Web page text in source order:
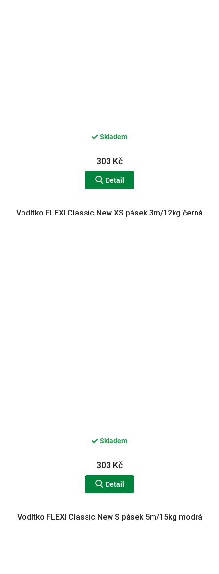
Skladem
303 Kč
Detail
Vodítko FLEXI Classic New XS pásek 3m/12kg černá
Skladem
303 Kč
Detail
Vodítko FLEXI Classic New S pásek 5m/15kg modrá